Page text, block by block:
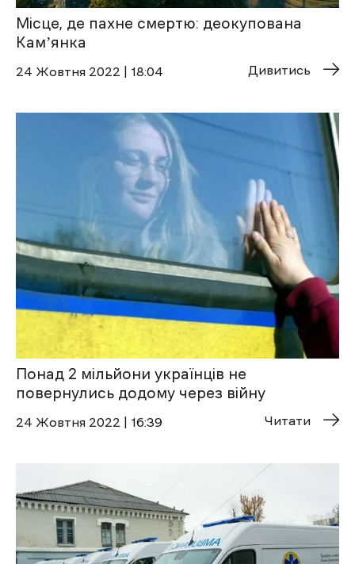
Місце, де пахне смертю: деокупована
Камʼянка
24 Жовтня 2022 | 18:04 Дивитись
Понад 2 мільйони українців не
повернулись додому через війну
24 Жовтня 2022 | 16:39 Читати